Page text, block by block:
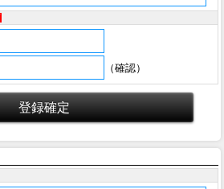
（確認）